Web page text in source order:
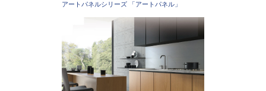
アートパネルシリーズ 「アートパネル」